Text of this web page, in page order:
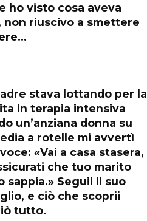
ho visto cosa aveva
riuscivo a smettere
stava lottando per la
in terapia intensiva
un’anziana donna su
a rotelle mi avvertì
«Vai a casa stasera,
che tuo marito
sappia.» Seguii il suo
e ciò che scoprii
tutto.